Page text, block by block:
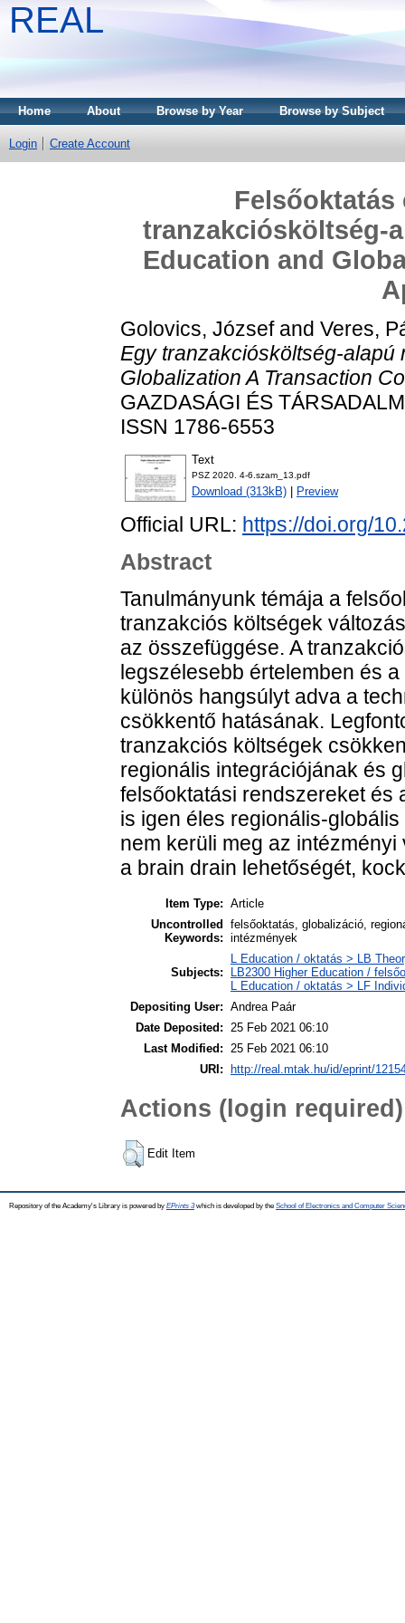
REAL
Home About Browse by Year Browse by Subject
Login Create Account
Felsőoktatás
tranzakciósköltség-
Education and
Golovics, Józsefand Veres,
Egy tranzakciósköltség-alapú
Globalization A Transaction
GAZDASÁGI ÉS
ISSN 1786-6553
Text
PSZ 2020. 4-6.szam_13.pdf
Download (313kB) Preview
Official URL: https://doi.org/
Abstract
Tanulmányunk témája a
tranzakciós költségek
az összefüggése. A
legszélesebb értelemben és
különös hangsúlyt adva a
csökkentő hatásának.
tranzakciós költségek
regionális integrációjának és
felsőoktatási rendszereket és
is igen éles regionális-
nem kerüli meg az
a brain drain lehetőségét,
Item Type: Article
Uncontrolled
Keywords:
felsőoktatás, globalizáció,
intézmények
Subjects:
L Education / oktatás > LB
LB2300 Higher Education /
L Education / oktatás > LF
Depositing User: Andrea Paár
Date Deposited:
25 Feb 2021 06:10
Last Modified:
25 Feb 2021 06:10
URI:
http://real.mtak.hu/id/eprint/
Actions (login required)
Edit Item
Repository of the Academy's Library is powered by EPrints 3which is developed by the School of Electronics and Computer